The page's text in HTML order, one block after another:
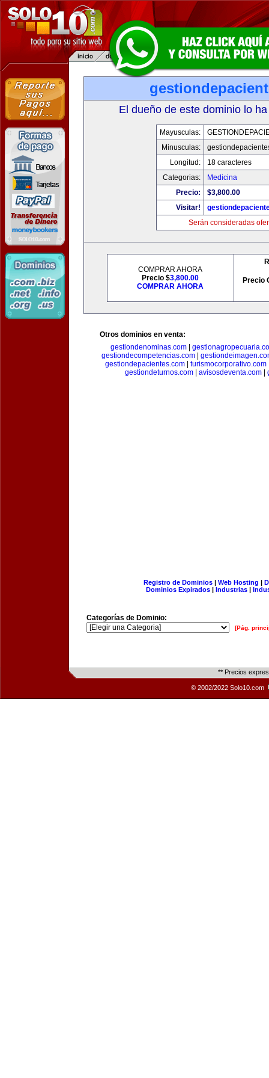
El dueño de este dominio lo
Mayusculas:
Minusculas:
Longitud:
18 caracteres
Categorias:
Medicina
Precio:
$3,800.00
Visitar!
Serán consideradas
COMPRAR AHORA
Precio $3,800.00
COMPRAR AHORA
Precio
Otros dominios en venta:
gestiondenominas.com|
gestiondecompetencias.com|
gestiondepacientes.com| turismocorporativo.com
gestiondeturnos.com| avisosdeventa.com|
Registro de Dominios| Web Hosting |
Dominios Expirados | Industrias |
Categorías de Dominio:
[Pág.
** Precios
© 2002/2022 Solo10.com